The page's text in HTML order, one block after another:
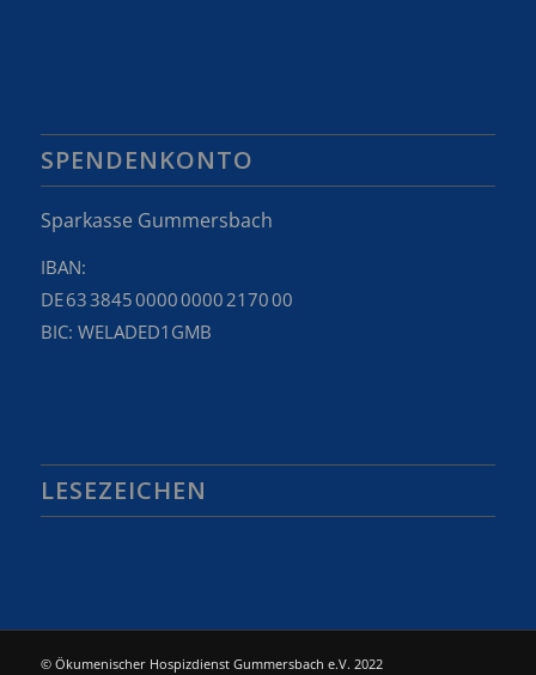
SPENDENKONTO
Sparkasse Gummersbach
IBAN:
DE 63 3845 0000 0000 2170 00
BIC: WELADED1GMB
LESEZEICHEN
© Ökumenischer Hospizdienst Gummersbach e.V. 2022